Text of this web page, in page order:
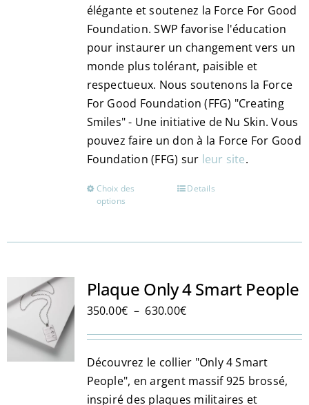
élégante et soutenez la Force For Good
Foundation. SWP favorise l'éducation
pour instaurer un changement vers un
monde plus tolérant, paisible et
respectueux. Nous soutenons la Force
For Good Foundation (FFG) "Creating
Smiles" - Une initiative de Nu Skin. Vous
pouvez faire un don à la Force For Good
Foundation (FFG) sur leur site.
Choix des
options
Ce
plusieurs
Les
être
choisies
sur
la
Details
Plaque Only 4 Smart People
350.00€ – 630.00€Plage
350.00€
à
Découvrez le collier "Only 4 Smart
People", en argent massif 925 brossé,
inspiré des plaques militaires et